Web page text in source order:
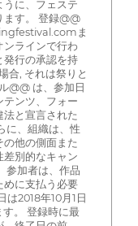
うに、フェステ
ます。 登録@@
ま
ラインで行わ
発行の承認を持
合, それは祭りと
@@ は、参加日
テンツ、フォー
法と宣言された
に、組織は、性
の他の側面また
差別的なキャン
参加者は、作品
めに支払う必要
2018年10月1日
。 登録時に最